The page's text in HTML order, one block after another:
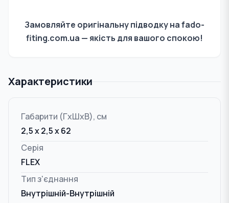
Замовляйте оригінальну підводку на fado-
fiting.com.ua — якість для вашого спокою!
Характеристики
Габарити (ГxШxВ), см
2,5 x 2,5 x 62
Серія
FLEX
Тип з'єднання
Внутрішній-Внутрішній